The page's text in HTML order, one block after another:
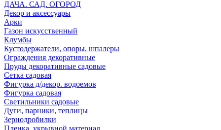
ДАЧА. САД. ОГОРОД
Декор и аксессуары
Арки
Газон искусственный
Клумбы
Кустодержатели, опоры, шпалеры
Ограждения декоративные
Пруды декоративные садовые
Сетка садовая
Фигурка д/декор. водоемов
Фигурка садовая
Светильники садовые
Дуги, парники, теплицы
Зернодробилки
Пленка, укрывной материал